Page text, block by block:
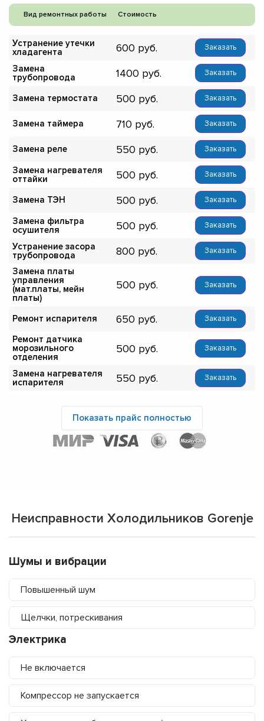
Вид ремонтных работы Стоимость
Устранение утечки
хладагента
600 Заказать
Замена
трубопровода
1400 Заказать
Замена термостата 500 Заказать
Замена таймера 710 Заказать
Замена реле 550 Заказать
Замена нагревателя
оттайки
500 Заказать
Замена ТЭН 500 Заказать
Замена фильтра
осушителя
500 Заказать
Устранение засора
трубопровода
800 Заказать
Замена платы
управления
(мат.платы, мейн
платы)
500 Заказать
Ремонт испарителя 650 Заказать
Ремонт датчика
морозильного
отделения
500 Заказать
Замена нагревателя
испарителя
550 Заказать
Показать прайс полностью
Неисправности Холодильников Gorenje
Шумы и вибрации
Повышенный шум
Щелчки, потрескивания
Электрика
Не включается
Компрессор не запускается